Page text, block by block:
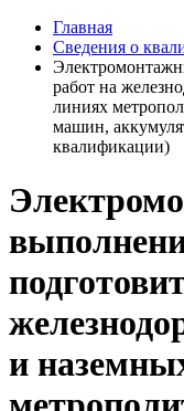
Главная
Сведения о
работ на
линиях
машин,
квалификации)
и